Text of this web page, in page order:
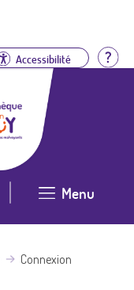
Accessibilité
Menu
Connexion